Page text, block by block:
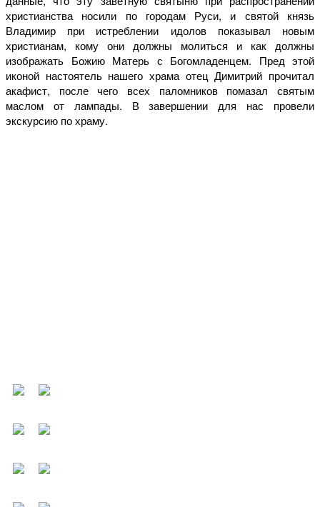
христианства носили по городам Руси, и святой князь
Владимир при истреблении идолов показывал новым
христианам, кому они должны молиться и как должны
изображать Божию Матерь с Богомладенцем. Пред этой
иконой настоятель нашего храма отец Димитрий прочитал
акафист, после чего всех паломников помазал святым
маслом от лампады. В завершении для нас провели
экскурсию по храму.